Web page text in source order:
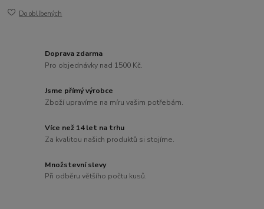
Do oblíbených
Doprava zdarma
Pro objednávky nad 1500 Kč.
Jsme přímý výrobce
Zboží upravíme na míru vašim potřebám.
Více než 14 let na trhu
Za kvalitou našich produktů si stojíme.
Množstevní slevy
Při odběru většího počtu kusů.